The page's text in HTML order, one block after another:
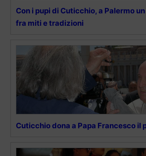
Con i pupi di Cuticchio, a Palermo
fra miti e tradizioni
Cuticchio dona a Papa Francesco il